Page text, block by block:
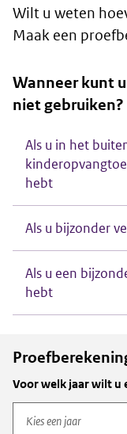
Wilt u weten
Maak een
Wanneer kunt
niet gebruiken?
Als u in het
hebt
Als u bijzonder
Als u een
hebt
Voor welk jaar wilt u